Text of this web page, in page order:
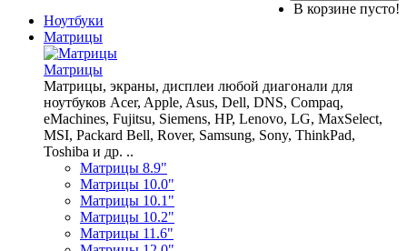
В корзине пусто!
Ноутбуки
Матрицы
Матрицы
Матрицы, экраны, дисплеи любой диагонали для
ноутбуков Acer, Apple, Asus, Dell, DNS, Compaq,
eMachines, Fujitsu, Siemens, HP, Lenovo, LG, MaxSelect,
MSI, Packard Bell, Rover, Samsung, Sony, ThinkPad,
Toshiba и др. ..
Матрицы 8.9"
Матрицы 10.0"
Матрицы 10.1"
Матрицы 10.2"
Матрицы 11.6"